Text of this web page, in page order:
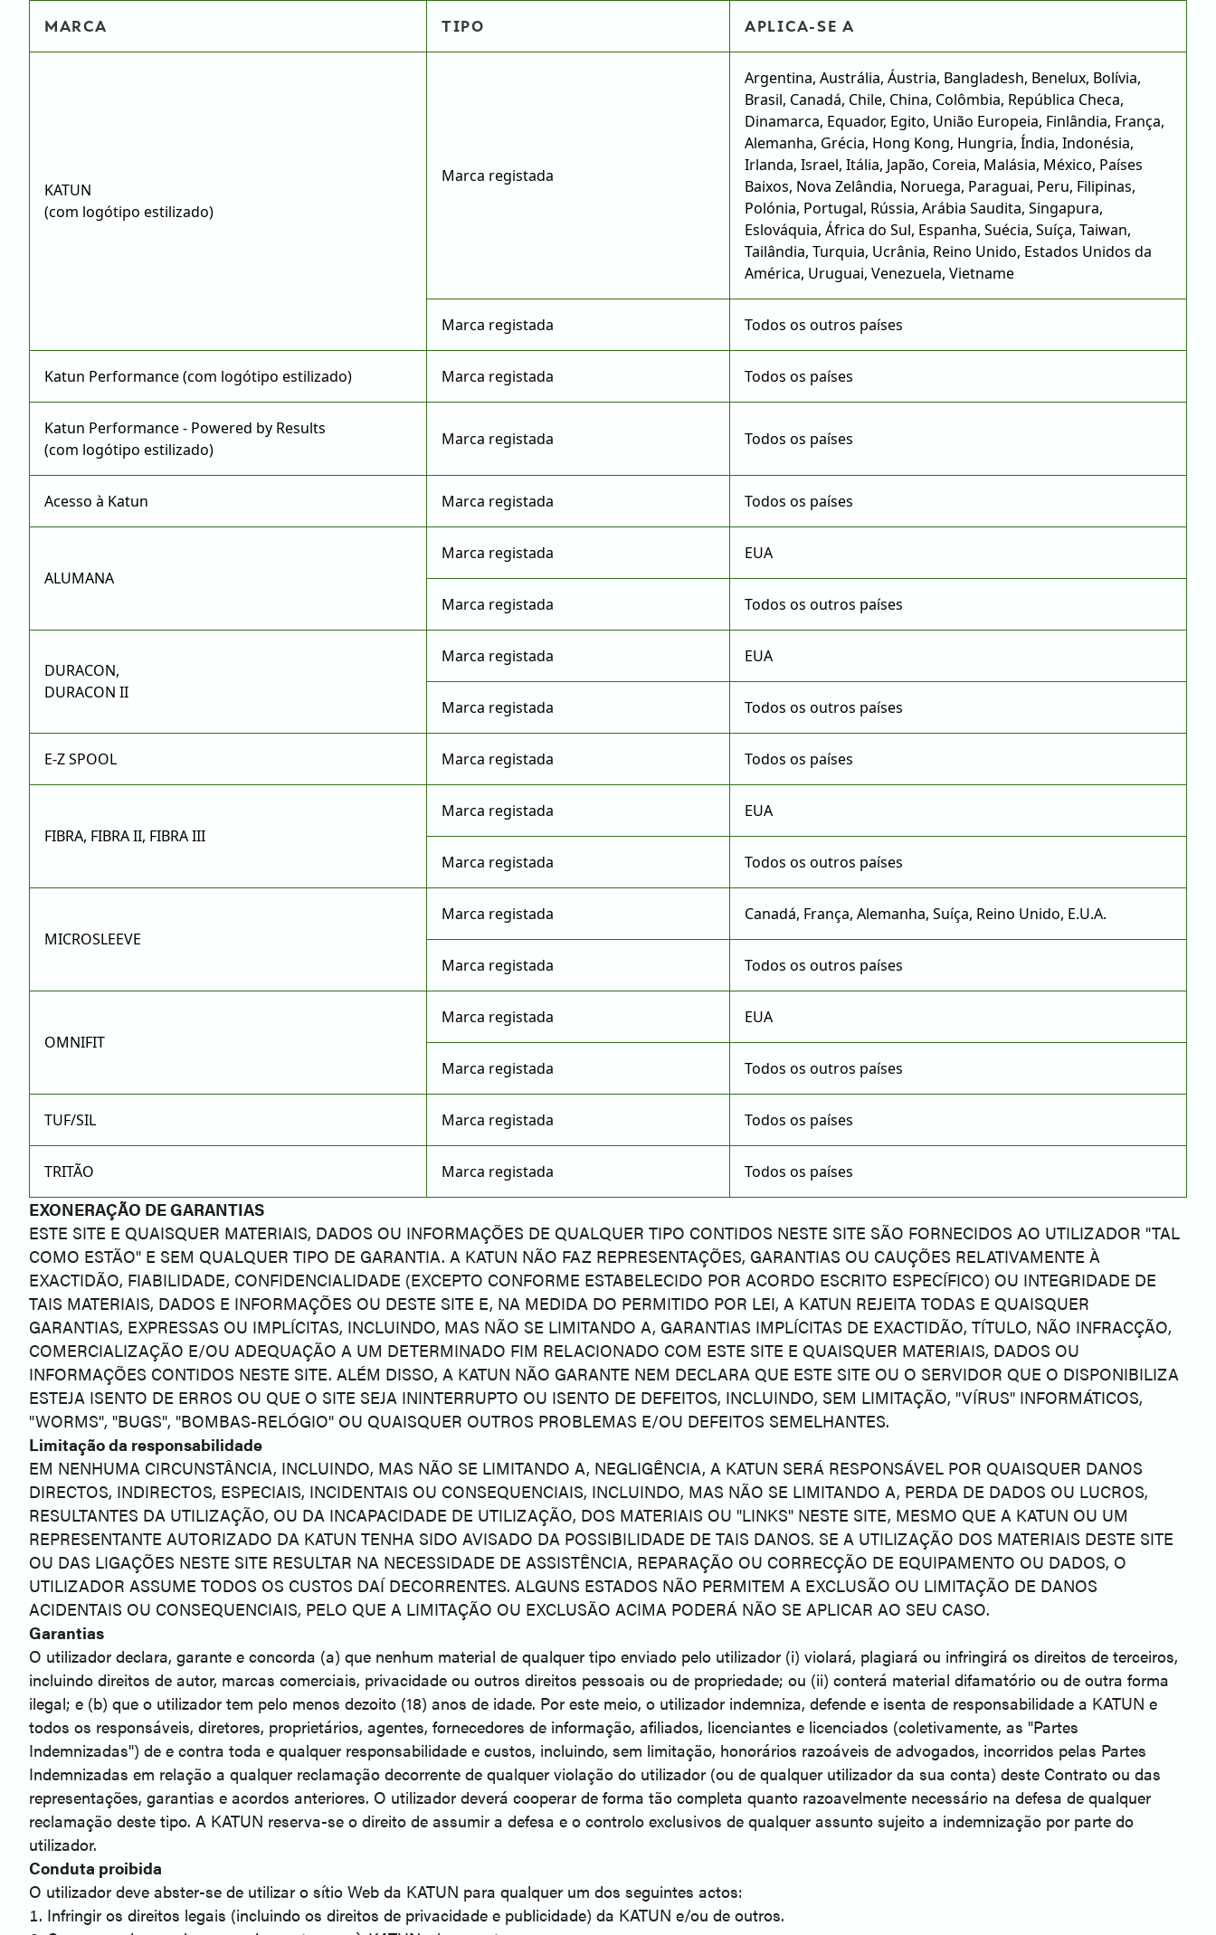
MARCA TIPO APLICA-SE A
KATUN
(com logótipo estilizado)
Marca registada
Argentina, Austrália, Áustria, Bangladesh, Benelux, Bolívia,
Brasil, Canadá, Chile, China, Colômbia, República Checa,
Dinamarca, Equador, Egito, União Europeia, Finlândia, França,
Alemanha, Grécia, Hong Kong, Hungria, Índia, Indonésia,
Irlanda, Israel, Itália, Japão, Coreia, Malásia, México, Países
Baixos, Nova Zelândia, Noruega, Paraguai, Peru, Filipinas,
Polónia, Portugal, Rússia, Arábia Saudita, Singapura,
Eslováquia, África do Sul, Espanha, Suécia, Suíça, Taiwan,
Tailândia, Turquia, Ucrânia, Reino Unido, Estados Unidos da
América, Uruguai, Venezuela, Vietname
Marca registada Todos os outros países
Katun Performance (com logótipo estilizado) Marca registada Todos os países
Katun Performance - Powered by Results
(com logótipo estilizado)
Marca registada Todos os países
Acesso à Katun Marca registada Todos os países
ALUMANA
Marca registada EUA
Marca registada Todos os outros países
DURACON,
DURACON II
Marca registada EUA
Marca registada Todos os outros países
E-Z SPOOL Marca registada Todos os países
FIBRA, FIBRA II, FIBRA III
Marca registada EUA
Marca registada Todos os outros países
MICROSLEEVE
Marca registada Canadá, França, Alemanha, Suíça, Reino Unido, E.U.A.
Marca registada Todos os outros países
OMNIFIT
Marca registada EUA
Marca registada Todos os outros países
TUF/SIL Marca registada Todos os países
TRITÃO Marca registada Todos os países
EXONERAÇÃO DE GARANTIAS
ESTE SITE E QUAISQUER MATERIAIS, DADOS OU INFORMAÇÕES DE QUALQUER TIPO CONTIDOS NESTE SITE SÃO FORNECIDOS AO UTILIZADOR "TAL
COMO ESTÃO" E SEM QUALQUER TIPO DE GARANTIA. A KATUN NÃO FAZ REPRESENTAÇÕES, GARANTIAS OU CAUÇÕES RELATIVAMENTE À
EXACTIDÃO, FIABILIDADE, CONFIDENCIALIDADE (EXCEPTO CONFORME ESTABELECIDO POR ACORDO ESCRITO ESPECÍFICO) OU INTEGRIDADE DE
TAIS MATERIAIS, DADOS E INFORMAÇÕES OU DESTE SITE E, NA MEDIDA DO PERMITIDO POR LEI, A KATUN REJEITA TODAS E QUAISQUER
GARANTIAS, EXPRESSAS OU IMPLÍCITAS, INCLUINDO, MAS NÃO SE LIMITANDO A, GARANTIAS IMPLÍCITAS DE EXACTIDÃO, TÍTULO, NÃO INFRACÇÃO,
COMERCIALIZAÇÃO E/OU ADEQUAÇÃO A UM DETERMINADO FIM RELACIONADO COM ESTE SITE E QUAISQUER MATERIAIS, DADOS OU
INFORMAÇÕES CONTIDOS NESTE SITE. ALÉM DISSO, A KATUN NÃO GARANTE NEM DECLARA QUE ESTE SITE OU O SERVIDOR QUE O DISPONIBILIZA
ESTEJA ISENTO DE ERROS OU QUE O SITE SEJA ININTERRUPTO OU ISENTO DE DEFEITOS, INCLUINDO, SEM LIMITAÇÃO, "VÍRUS" INFORMÁTICOS,
"WORMS", "BUGS", "BOMBAS-RELÓGIO" OU QUAISQUER OUTROS PROBLEMAS E/OU DEFEITOS SEMELHANTES.
Limitação da responsabilidade
EM NENHUMA CIRCUNSTÂNCIA, INCLUINDO, MAS NÃO SE LIMITANDO A, NEGLIGÊNCIA, A KATUN SERÁ RESPONSÁVEL POR QUAISQUER DANOS
DIRECTOS, INDIRECTOS, ESPECIAIS, INCIDENTAIS OU CONSEQUENCIAIS, INCLUINDO, MAS NÃO SE LIMITANDO A, PERDA DE DADOS OU LUCROS,
RESULTANTES DA UTILIZAÇÃO, OU DA INCAPACIDADE DE UTILIZAÇÃO, DOS MATERIAIS OU "LINKS" NESTE SITE, MESMO QUE A KATUN OU UM
REPRESENTANTE AUTORIZADO DA KATUN TENHA SIDO AVISADO DA POSSIBILIDADE DE TAIS DANOS. SE A UTILIZAÇÃO DOS MATERIAIS DESTE SITE
OU DAS LIGAÇÕES NESTE SITE RESULTAR NA NECESSIDADE DE ASSISTÊNCIA, REPARAÇÃO OU CORRECÇÃO DE EQUIPAMENTO OU DADOS, O
UTILIZADOR ASSUME TODOS OS CUSTOS DAÍ DECORRENTES. ALGUNS ESTADOS NÃO PERMITEM A EXCLUSÃO OU LIMITAÇÃO DE DANOS
ACIDENTAIS OU CONSEQUENCIAIS, PELO QUE A LIMITAÇÃO OU EXCLUSÃO ACIMA PODERÁ NÃO SE APLICAR AO SEU CASO.
Garantias
O utilizador declara, garante e concorda (a) que nenhum material de qualquer tipo enviado pelo utilizador (i) violará, plagiará ou infringirá os direitos de terceiros,
incluindo direitos de autor, marcas comerciais, privacidade ou outros direitos pessoais ou de propriedade; ou (ii) conterá material difamatório ou de outra forma
ilegal; e (b) que o utilizador tem pelo menos dezoito (18) anos de idade. Por este meio, o utilizador indemniza, defende e isenta de responsabilidade a KATUN e
todos os responsáveis, diretores, proprietários, agentes, fornecedores de informação, afiliados, licenciantes e licenciados (coletivamente, as "Partes
Indemnizadas") de e contra toda e qualquer responsabilidade e custos, incluindo, sem limitação, honorários razoáveis de advogados, incorridos pelas Partes
Indemnizadas em relação a qualquer reclamação decorrente de qualquer violação do utilizador (ou de qualquer utilizador da sua conta) deste Contrato ou das
representações, garantias e acordos anteriores. O utilizador deverá cooperar de forma tão completa quanto razoavelmente necessário na defesa de qualquer
reclamação deste tipo. A KATUN reserva-se o direito de assumir a defesa e o controlo exclusivos de qualquer assunto sujeito a indemnização por parte do
utilizador.
Conduta proibida
O utilizador deve abster-se de utilizar o sítio Web da KATUN para qualquer um dos seguintes actos:
Infringir os direitos legais (incluindo os direitos de privacidade e publicidade) da KATUN e/ou de outros.